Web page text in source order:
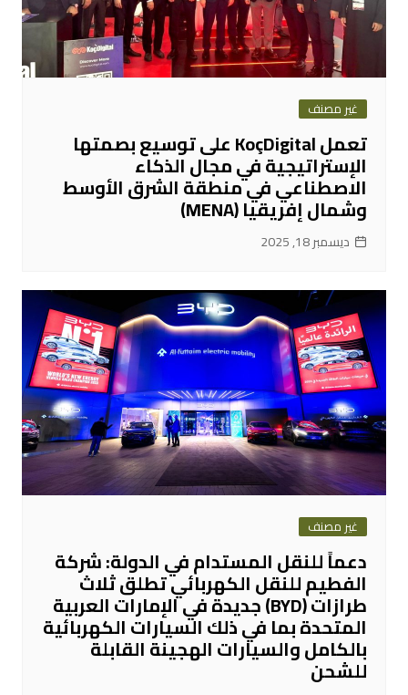
غير مصنف
تعمل KoçDigital على توسيع بصمتها
الإستراتيجية في مجال الذكاء
الاصطناعي في منطقة الشرق الأوسط
وشمال إفريقيا (MENA)
ديسمبر 18, 2025
غير مصنف
دعماً للنقل المستدام في الدولة: شركة
الفطيم للنقل الكهربائي تطلق ثلاث
طرازات (BYD) جديدة في الإمارات العربية
المتحدة بما في ذلك السيارات الكهربائية
بالكامل والسيارات الهجينة القابلة
للشحن